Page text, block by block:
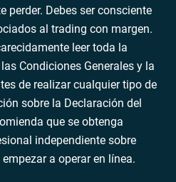
perder. Debes ser consciente
al trading con margen.
leer toda la
Condiciones Generales y la
de realizar cualquier tipo de
sobre la Declaración del
que se obtenga
independiente sobre
a operar en línea.